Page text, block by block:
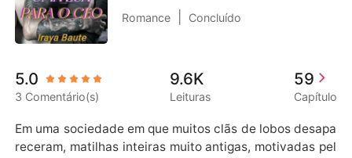
Sair
Baixar App
Contos
Bilionários
Romance Concluído
5.0
3 Comentário(s)
9.6K
Leituras
59
Capítulo
Em uma sociedade em que muitos clãs de lobos desapa
receram, matilhas inteiras muito antigas, motivadas pel